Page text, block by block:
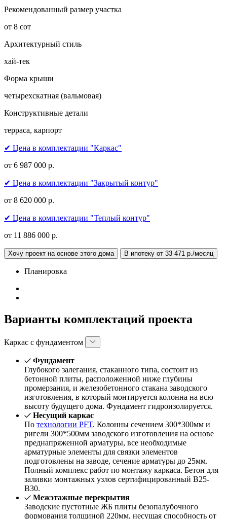
Рекомендованный размер участка
от 8 сот
Архитектурный стиль
хай-тек
Форма крыши
четырехскатная (вальмовая)
Конструктивные детали
терраса, карпорт
✔ Цена в комплектации "Каркас"
от 6 987 000 р.
✔ Цена в комплектации "Закрытый контур"
от 8 620 000 р.
✔ Цена в комплектации "Теплый контур"
от 11 886 000 р.
Хочу проект на основе этого дома В ипотеку от 33 471 р./месяц
Планировка
Варианты комплектаций проекта
Каркас с фундаментом
Фундамент
Глубокого залегания, стаканного типа, состоит из
бетонной плиты, расположенной ниже глубины
промерзания, и железобетонного стакана заводского
изготовления, в который монтируется колонна на всю
высоту будущего дома. Фундамент гидроизолируется.
Несущий каркас
По технологии PFT. Колонны сечением 300*300мм и
ригели 300*500мм заводского изготовления на основе
преднапряженной арматуры, все необходимые
арматурные элементы для связки элементов
подготовлены на заводе, сечение арматуры до 25мм.
Полный комплекс работ по монтажу каркаса. Бетон для
заливки монтажных узлов сертифицированный В25-
В30.
Межэтажные перекрытия
Заводские пустотные ЖБ плиты безопалубочного
формования толщиной 220мм, несущая способность от